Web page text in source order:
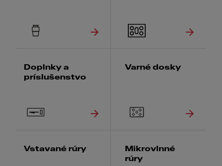
Doplnky a
príslušenstvo
Varné dosky
Vstavané rúry
Mikrovlnné
rúry